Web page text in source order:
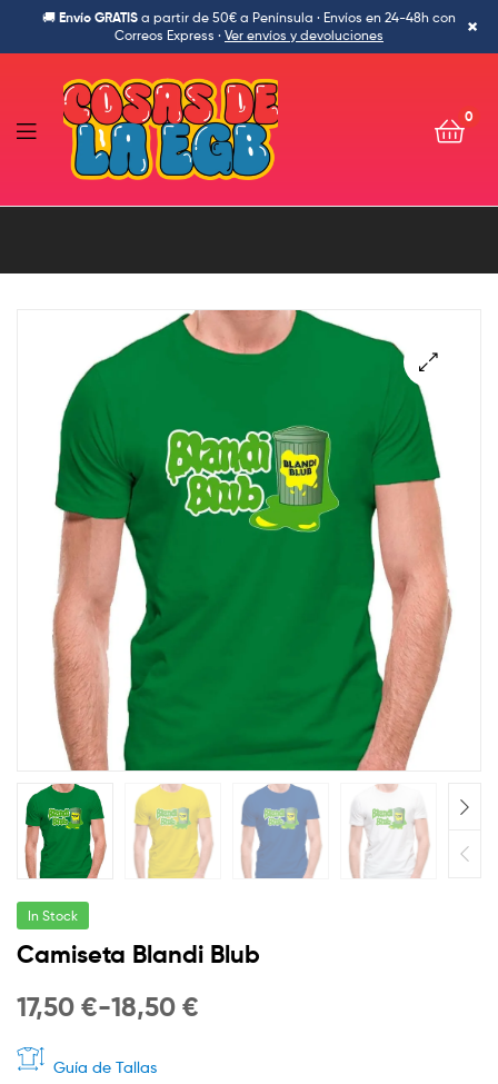
🚚 Envío GRATIS a partir de 50€ a Península · Envíos en 24-48h con
Correos Express · Ver envíos y devoluciones ×
Cosas
Egb-
Ropa
Ochentera,
friki
molona
0
🔍
In Stock
Camiseta Blandi Blub
17,50 €-18,50 €
Guía de Tallas